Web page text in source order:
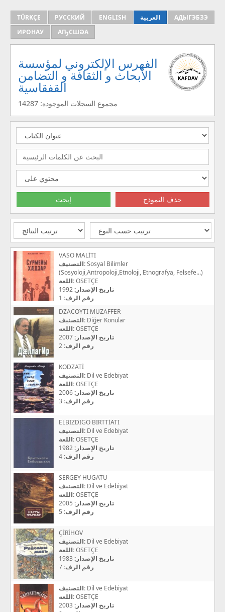
TÜRKÇE РУССКИЙ ENGLISH العربية
АДЫГЭБЗЭ
ИРОНАУ
АҦСШӘА
الفهرس الإلكتروني لمؤسسة
الأبحاث و الثقافة و التضامن
القفقاسية
مجموع السجلات الموجوده: 14287
VASO MALİTI
التصنيف:Sosyal Bilimler
(Sosyoloji,Antropoloji,Etnoloji, Etnografya, Felsefe...)
اللغة:OSETÇE
تاريخ الإصدار:
رقم الرف:
DZACOYTI MUZAFFER
التصنيف: Diğer Konular
اللغة:OSETÇE
تاريخ الإصدار:
رقم الرف:
KODZATİ
التصنيف: Dil ve Edebiyat
اللغة:OSETÇE
تاريخ الإصدار:
رقم الرف:
ELBIZDIGO BIRTTİATI
التصنيف: Dil ve Edebiyat
اللغة:OSETÇE
تاريخ الإصدار:
رقم الرف:
SERGEY HUGATU
التصنيف: Dil ve Edebiyat
اللغة:OSETÇE
تاريخ الإصدار:
رقم الرف:
ÇİRİHOV
التصنيف: Dil ve Edebiyat
اللغة:OSETÇE
تاريخ الإصدار:
رقم الرف:
التصنيف: Dil ve Edebiyat
اللغة:OSETÇE
تاريخ الإصدار: